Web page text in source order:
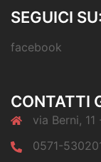
SEGUICI SU:
facebook
CONTATTI
via Berni,
0571-